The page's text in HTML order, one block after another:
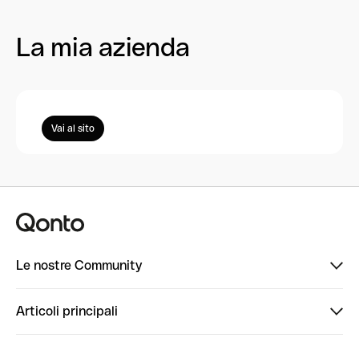
La mia azienda
Vai al sito
Le nostre Community
Articoli principali